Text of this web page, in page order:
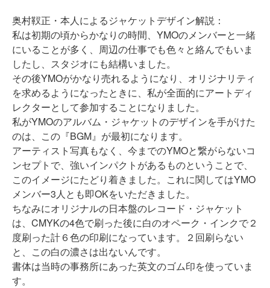
奥村靫正・本人によるジャケットデザイン解説：
私は初期の頃からかなりの時間、YMOのメンバーと一緒
にいることが多く、周辺の仕事でも色々と絡んでもいま
したし、スタジオにも結構いました。
その後YMOがかなり売れるようになり、オリジナリティ
を求めるようになったときに、私が全面的にアートディ
レクターとして参加することになりました。
私がYMOのアルバム・ジャケットのデザインを手がけた
のは、この『BGM』が最初になります。
アーティスト写真もなく、今までのYMOと繋がらないコ
ンセプトで、強いインパクトがあるものということで、
このイメージにたどり着きました。これに関してはYMO
メンバー3人とも即OKをいただきました。
ちなみにオリジナルの日本盤のレコード・ジャケット
は、CMYKの4色で刷った後に白のオペーク・インクで２
度刷った計６色の印刷になっています。２回刷らない
と、この白の濃さは出ないんです。
書体は当時の事務所にあった英文のゴム印を使っていま
す。